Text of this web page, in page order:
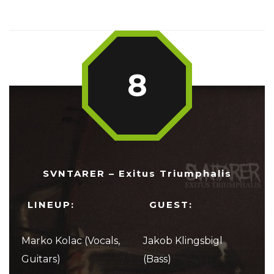
SVNTARER – Exitus Triumphalis
LINEUP:
Marko Kolac (Vocals,
Guitars)
GUEST:
Jakob Klingsbigl
(Bass)
8